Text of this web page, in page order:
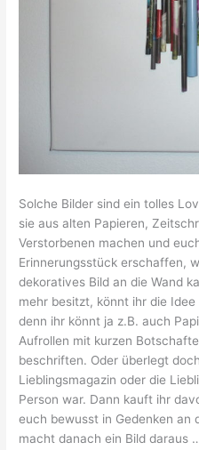
Solche Bilder sind ein tolles
sie aus alten Papieren,
Verstorbenen machen und
Erinnerungsstück erschaffen,
dekoratives Bild an die Wand
mehr besitzt, könnt ihr die
denn ihr könnt ja z.B. auch
Aufrollen mit kurzen
beschriften. Oder überlegt
Lieblingsmagazin oder die
Person war. Dann kauft ihr
euch bewusst in Gedenken an
macht danach ein Bild daraus